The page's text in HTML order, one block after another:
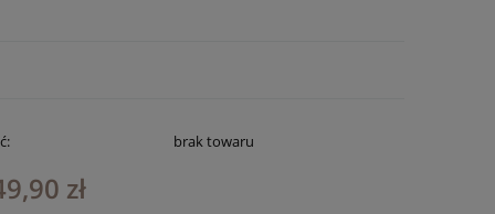
brak towaru
zł